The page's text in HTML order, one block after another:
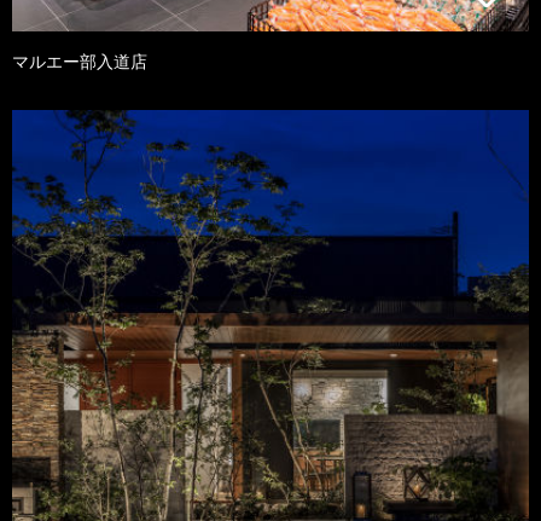
マルエー部入道店